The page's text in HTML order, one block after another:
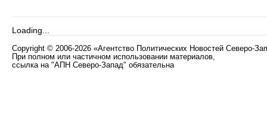
Loading...
Copyright © 2006-2026 «Агентство Политических Новостей Северо-
При полном или частичном использовании материалов,
ссылка на "АПН Северо-Запад" обязательна